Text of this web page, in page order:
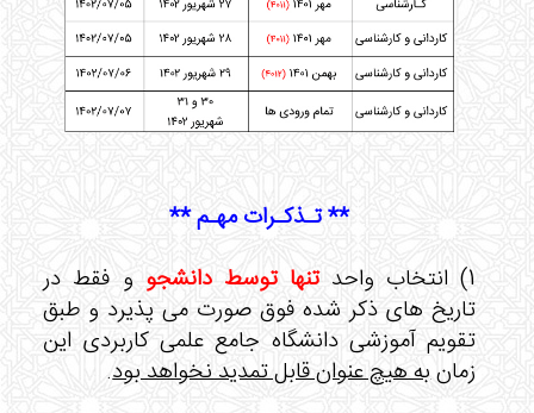
** تـذکـرات مهـم **
1) انتخاب واحد
تنها توسط دانشجو و فقط در
تاریخ های ذکر شده فوق صورت می پذیرد و طبق
تقویم آموزشی دانشگاه جامع علمی کاربردی این
زمانبه هیچ عنوان قابل تمدید نخواهد بود.